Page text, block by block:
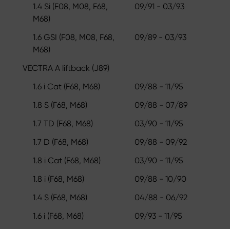
1.4 Si (F08, M08, F68,
M68)
09/91 - 03/93
1.6 GSI (F08, M08, F68,
M68)
09/89 - 03/93
VECTRA A liftback (J89)
1.6 i Cat (F68, M68)
09/88 - 11/95
1.8 S (F68, M68)
09/88 - 07/89
1.7 TD (F68, M68)
03/90 - 11/95
1.7 D (F68, M68)
09/88 - 09/92
1.8 i Cat (F68, M68)
03/90 - 11/95
1.8 i (F68, M68)
09/88 - 10/90
1.4 S (F68, M68)
04/88 - 06/92
1.6 i (F68, M68)
09/93 - 11/95